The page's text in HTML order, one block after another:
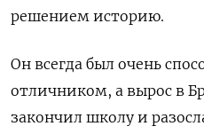
решением историю.
Он всегда был очень
отличником, а вырос в
закончил школу и